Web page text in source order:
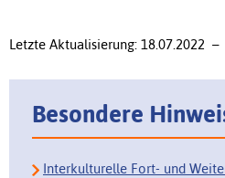
Letzte Aktualisierung: 18.07.2022 –
Besondere
Interkulturelle Fort- und